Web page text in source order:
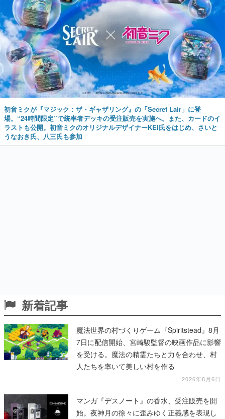
初音ミクが『マジック：ザ・ギャザリング』の「Secret Lair」に登
場。“24時間限定”で統率者デッキの受注販売を実施へ。また、カードのイ
ラストも公開。初音ミクのオリジナルデザイナーKEI氏をはじめ、さいと
うなおき氏、八三氏も参加
新着記事
魔法世界の村づくりゲーム『Spiritstead』8月
7日に配信開始、宮崎駿監督の映画作品に影響
を受ける。魔法の精霊たちと力を合わせ、村
人たちを率いて美しい村を作る
2026年8月6日
マンガ『デスノート』の香水、受注販売を開
始。夜神月の徐々に歪みゆく正義感を表現し